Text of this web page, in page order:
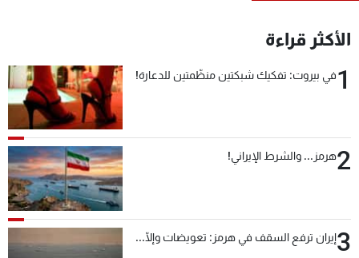
الأكثر قراءة
1في بيروت: تفكيك شبكتين منظّمتين للدعارة!
2هرمز... والشرط الإيراني!
3إيران ترفع السقف في هرمز: تعويضات وإلّا...
الترددات
عن MTV
شروط الإسـتخدام
سياسة الخصوصية